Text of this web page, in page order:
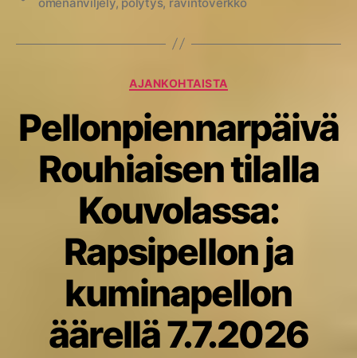
Kategoriat
AJANKOHTAISTA
Pellonpiennarpäivä
Rouhiaisen tilalla
Kouvolassa:
Rapsipellon ja
kuminapellon
äärellä 7.7.2026